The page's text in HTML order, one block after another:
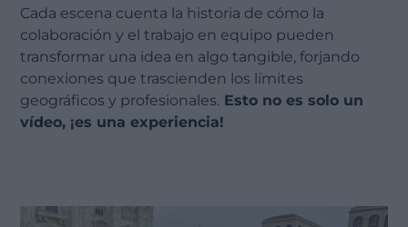
Cada escena cuenta la historia de cómo la
colaboración y el trabajo en equipo pueden
transformar una idea en algo tangible, forjando
conexiones que trascienden los límites
geográficos y profesionales. Esto no es solo un
vídeo, ¡es una experiencia!